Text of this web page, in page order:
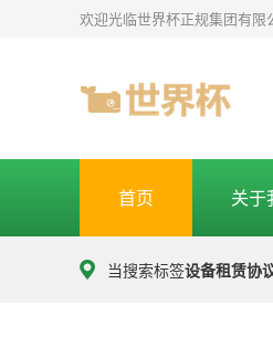
平
-
欢迎光临世界杯正规集团有限
首页 关于
当搜索标签设备租赁协